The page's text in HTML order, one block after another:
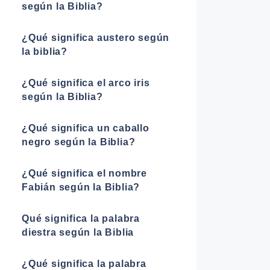
según la Biblia?
¿Qué significa austero según
la biblia?
¿Qué significa el arco iris
según la Biblia?
¿Qué significa un caballo
negro según la Biblia?
¿Qué significa el nombre
Fabián según la Biblia?
Qué significa la palabra
diestra según la Biblia
¿Qué significa la palabra